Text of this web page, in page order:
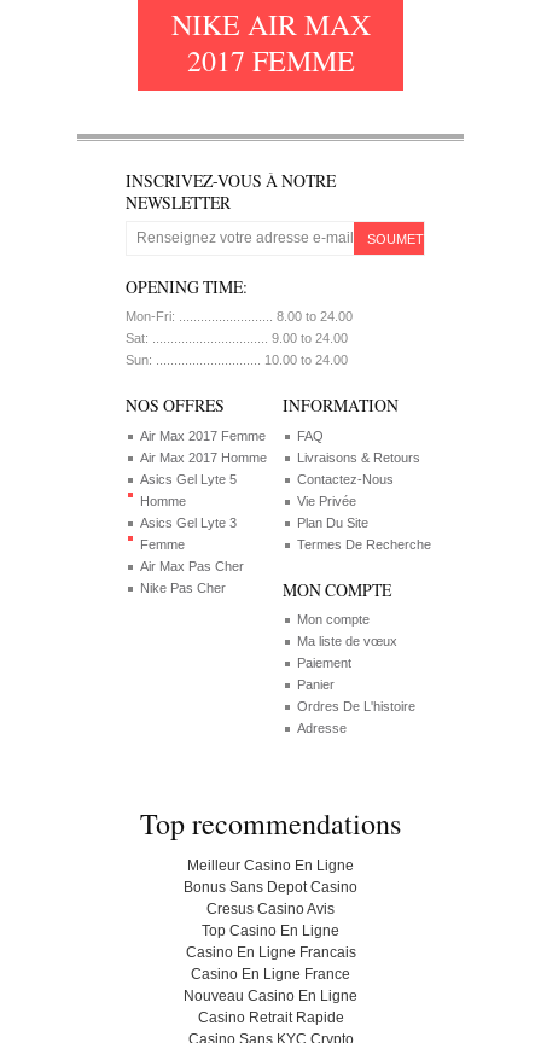
NIKE AIR MAX
2017 FEMME
INSCRIVEZ-VOUS À NOTRE
NEWSLETTER
SOUMETTRE
OPENING TIME:
Mon-Fri: .......................... 8.00 to 24.00
Sat: ................................ 9.00 to 24.00
Sun: ............................. 10.00 to 24.00
NOS OFFRES
Air Max 2017 Femme
Air Max 2017 Homme
Asics Gel Lyte 5
Homme
Asics Gel Lyte 3
Femme
Air Max Pas Cher
Nike Pas Cher
INFORMATION
FAQ
Livraisons & Retours
Contactez-Nous
Vie Privée
Plan Du Site
Termes De Recherche
MON COMPTE
Mon compte
Ma liste de vœux
Paiement
Panier
Ordres De L'histoire
Adresse
Top recommendations
Meilleur Casino En Ligne
Bonus Sans Depot Casino
Cresus Casino Avis
Top Casino En Ligne
Casino En Ligne Francais
Casino En Ligne France
Nouveau Casino En Ligne
Casino Retrait Rapide
Casino Sans KYC Crypto